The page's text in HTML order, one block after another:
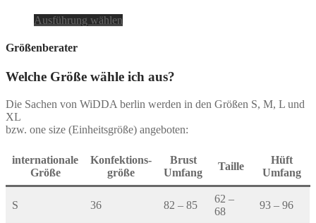
Ausführung wählen
Varianten
auf.
Optionen
auf
Produktseite
gewählt
werden
Größenberater
Welche Größe wähle ich aus?
Die Sachen von WiDDA berlin werden in den Größen S, M, L und
XL
bzw. one size (Einheitsgröße) angeboten:
internationale
Größe
Konfektions-
größe
Brust
Umfang
Taille
Hüft
Umfang
S 36 82 – 85
62 –
68
93 – 96